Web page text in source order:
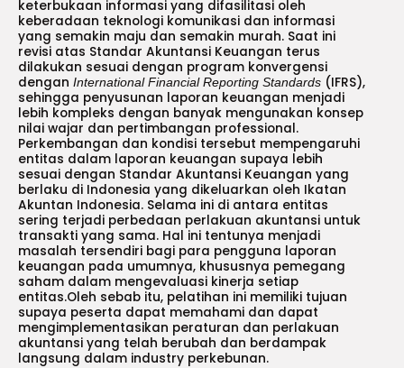
keterbukaan informasi yang difasilitasi oleh
keberadaan teknologi komunikasi dan informasi
yang semakin maju dan semakin murah. Saat ini
revisi atas Standar Akuntansi Keuangan terus
dilakukan sesuai dengan program konvergensi
dengan International Financial Reporting Standards (IFRS),
sehingga penyusunan laporan keuangan menjadi
lebih kompleks dengan banyak mengunakan konsep
nilai wajar dan pertimbangan professional.
Perkembangan dan kondisi tersebut mempengaruhi
entitas dalam laporan keuangan supaya lebih
sesuai dengan Standar Akuntansi Keuangan yang
berlaku di Indonesia yang dikeluarkan oleh Ikatan
Akuntan Indonesia. Selama ini di antara entitas
sering terjadi perbedaan perlakuan akuntansi untuk
transakti yang sama. Hal ini tentunya menjadi
masalah tersendiri bagi para pengguna laporan
keuangan pada umumnya, khususnya pemegang
saham dalam mengevaluasi kinerja setiap
entitas.Oleh sebab itu, pelatihan ini memiliki tujuan
supaya peserta dapat memahami dan dapat
mengimplementasikan peraturan dan perlakuan
akuntansi yang telah berubah dan berdampak
langsung dalam industry perkebunan.